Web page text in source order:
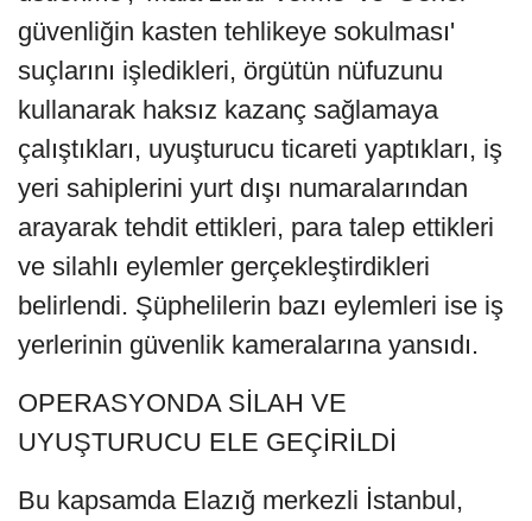
güvenliğin kasten tehlikeye sokulması'
suçlarını işledikleri, örgütün nüfuzunu
kullanarak haksız kazanç sağlamaya
çalıştıkları, uyuşturucu ticareti yaptıkları, iş
yeri sahiplerini yurt dışı numaralarından
arayarak tehdit ettikleri, para talep ettikleri
ve silahlı eylemler gerçekleştirdikleri
belirlendi. Şüphelilerin bazı eylemleri ise iş
yerlerinin güvenlik kameralarına yansıdı.
OPERASYONDA SİLAH VE
UYUŞTURUCU ELE GEÇİRİLDİ
Bu kapsamda Elazığ merkezli İstanbul,